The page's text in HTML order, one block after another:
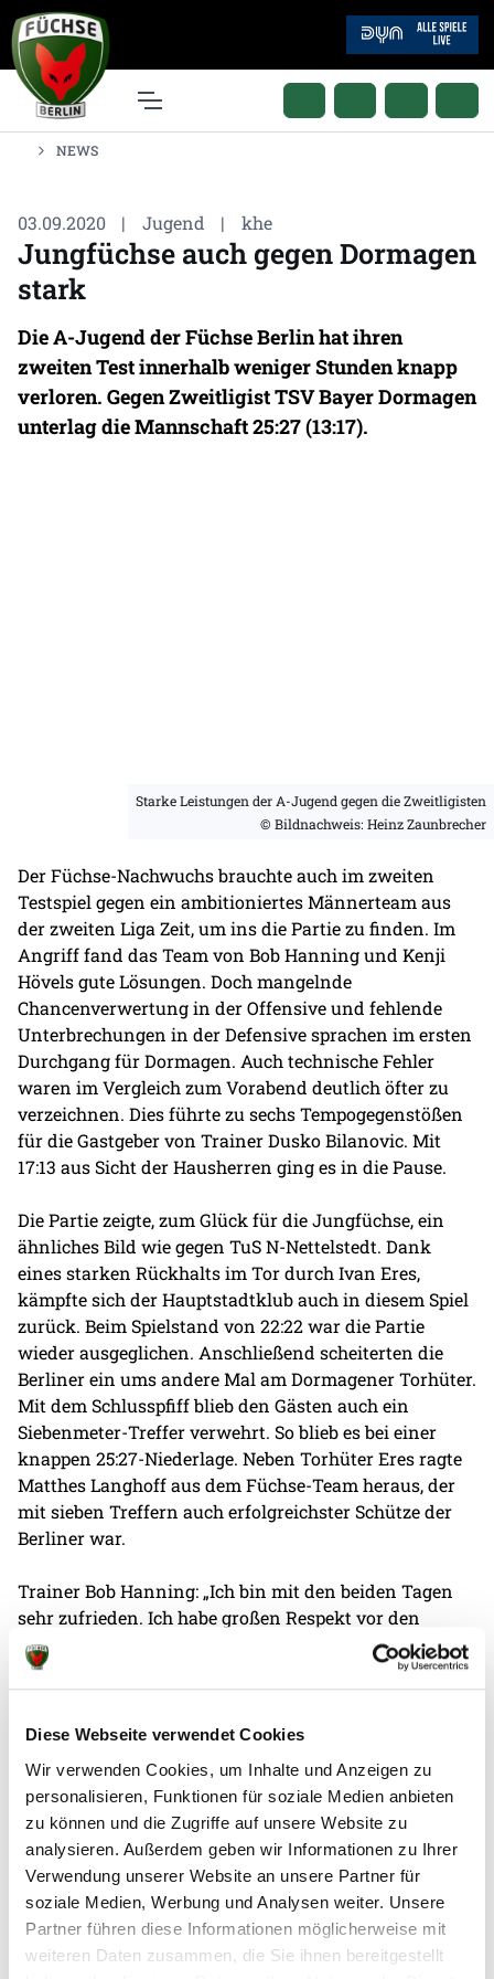
Diese Webseite verwendet Cookies
Wir verwenden Cookies, um Inhalte und Anzeigen zu
personalisieren, Funktionen für soziale Medien anbieten
zu können und die Zugriffe auf unsere Website zu
analysieren. Außerdem geben wir Informationen zu Ihrer
Verwendung unserer Website an unsere Partner für
soziale Medien, Werbung und Analysen weiter. Unsere
Partner führen diese Informationen möglicherweise mit
weiteren Daten zusammen, die Sie ihnen bereitgestellt
NEWS
03.09.2020 | Jugend | khe
Jungfüchse auch gegen Dormagen
stark
Die A-Jugend der Füchse Berlin hat ihren
zweiten Test innerhalb weniger Stunden knapp
verloren. Gegen Zweitligist TSV Bayer Dormagen
unterlag die Mannschaft 25:27 (13:17).
Starke Leistungen der A-Jugend gegen die Zweitligisten
© Bildnachweis: Heinz Zaunbrecher
Der Füchse-Nachwuchs brauchte auch im zweiten
Testspiel gegen ein ambitioniertes Männerteam aus
der zweiten Liga Zeit, um ins die Partie zu finden. Im
Angriff fand das Team von Bob Hanning und Kenji
Hövels gute Lösungen. Doch mangelnde
Chancenverwertung in der Offensive und fehlende
Unterbrechungen in der Defensive sprachen im ersten
Durchgang für Dormagen. Auch technische Fehler
waren im Vergleich zum Vorabend deutlich öfter zu
verzeichnen. Dies führte zu sechs Tempogegenstößen
für die Gastgeber von Trainer Dusko Bilanovic. Mit
17:13 aus Sicht der Hausherren ging es in die Pause.
Die Partie zeigte, zum Glück für die Jungfüchse, ein
ähnliches Bild wie gegen TuS N-Nettelstedt. Dank
eines starken Rückhalts im Tor durch Ivan Eres,
kämpfte sich der Hauptstadtklub auch in diesem Spiel
zurück. Beim Spielstand von 22:22 war die Partie
wieder ausgeglichen. Anschließend scheiterten die
Berliner ein ums andere Mal am Dormagener Torhüter.
Mit dem Schlusspfiff blieb den Gästen auch ein
Siebenmeter-Treffer verwehrt. So blieb es bei einer
knappen 25:27-Niederlage. Neben Torhüter Eres ragte
Matthes Langhoff aus dem Füchse-Team heraus, der
mit sieben Treffern auch erfolgreichster Schütze der
Berliner war.
Trainer Bob Hanning: „Ich bin mit den beiden Tagen
sehr zufrieden. Ich habe großen Respekt vor den
Jungs, zwei Spiele innerhalb von 24 Stunden auf
diesem Niveau zu halten. Das waren zwei Spiele, die
uns gezeigt haben, woran wir arbeiten wollen."
Weitere News